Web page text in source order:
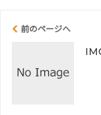
前のページへ